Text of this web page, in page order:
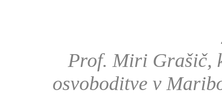
Prof. Miri Grašič,
osvoboditve v